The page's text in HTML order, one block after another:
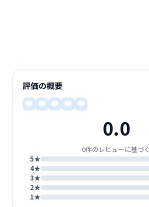
評価の概要
0.0
0件のレビューに基づく
5★
4★
3★
2★
1★